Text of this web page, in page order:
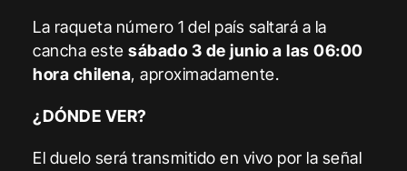
La raqueta número 1 del país saltará a la
cancha estesábado 3 de junio a las 06:00
hora chilena, aproximadamente.
¿DÓNDE VER?
El duelo será transmitido en vivo por la señal